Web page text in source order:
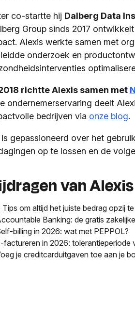
co-startte hij Dalberg Data
Group sinds 2017
Alexis werkte samen met
onderzoek en
richtte Alexis samen met
ondernemerservaring deelt
bedrijven via onze blog.
is gepassioneerd over het
op te lossen en de
van
Tips om altijd het juiste bedrag opzij
Banking: de gratis
billing in 2026: wat met PEPPOL?
factureren in 2026: tolerantieperiode
je creditcarduitgaven toe aan je